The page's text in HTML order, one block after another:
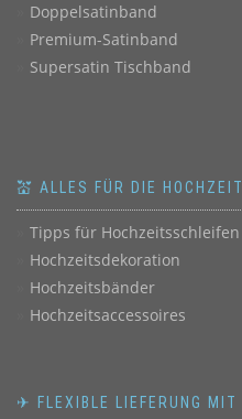
Doppelsatinband
Premium-Satinband
Supersatin Tischband
💒 ALLES FÜR DIE HOCHZEIT
Tipps für Hochzeitsschleifen
Hochzeitsdekoration
Hochzeitsbänder
Hochzeitsaccessoires
✈ FLEXIBLE LIEFERUNG MIT